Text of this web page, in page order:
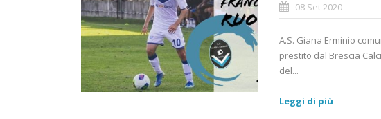
08 Set 2020
A.S. Giana Erminio
prestito dal Brescia
del...
Leggi di più